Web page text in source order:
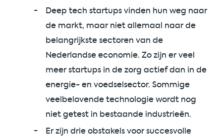
Deep tech startups vinden hun weg naar
de markt, maar niet allemaal naar de
belangrijkste sectoren van de
Nederlandse economie. Zo zijn er veel
meer startups in de zorg actief dan in de
energie- en voedselsector. Sommige
veelbelovende technologie wordt nog
niet getest in bestaande industrieën.
Er zijn drie obstakels voor succesvolle